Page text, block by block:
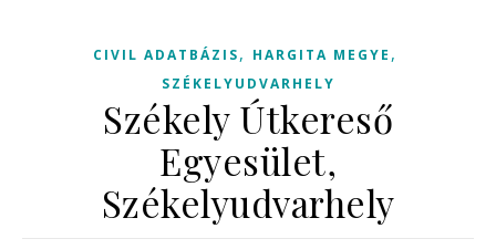
CIVIL ADATBÁZIS, HARGITA MEGYE ,
SZÉKELYUDVARHELY
Székely Útkereső
Egyesület,
Székelyudvarhely